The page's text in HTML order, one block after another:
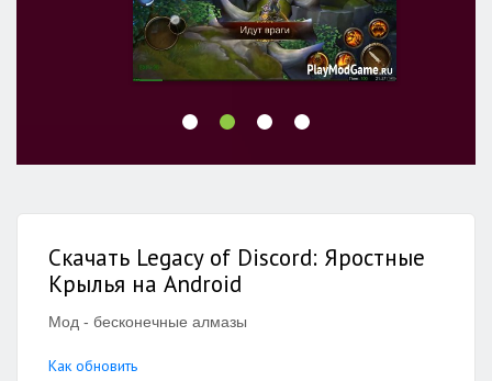
Скачать Legacy of Discord: Яростные
Крылья на Android
Мод - бесконечные алмазы
Как обновить